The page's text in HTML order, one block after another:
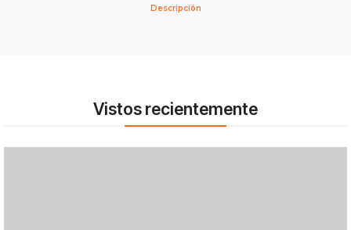
Descripción
Vistos recientemente